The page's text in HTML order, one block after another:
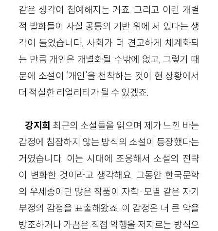
같은 생각이 첨예해지는 거죠. 그리고 이런 개별
적 발화들이 사실 공통의 기반 위에 서 있다는 생
각이 들었습니다. 사회가 더 견고하게 체계화되
는 만큼 개인은 개별화될 수밖에 없고, 그렇기 때
문에 소설이 ‘개인’을 천착하는 것이 현 상황에서
더 적실한 리얼리티가 될 수 있겠죠.
강지희 최근의 소설들을 읽으며 제가 느낀 바는
감정에 침잠하지 않는 방식의 소설이 등장했다는
거였습니다. 이는 시대에 조응해서 소설의 전략
이 변화한 것이라고 생각해요. 그동안 한국문학
의 우세종이던 많은 작품이 자학·모멸 같은 자기
부정의 감정을 표출해왔죠. 이 감정은 더 큰 악을
방조하거나 가끔은 직접 악행을 저지르는 방식으